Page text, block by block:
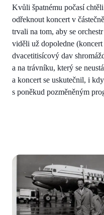
Kvůli špatnému počasí
odřeknout koncert v
trvali na tom, aby se
viděli už dopoledne
dvacetitisícový dav
a na trávníku, který se
a koncert se uskutečnil, i
s poněkud pozměněným